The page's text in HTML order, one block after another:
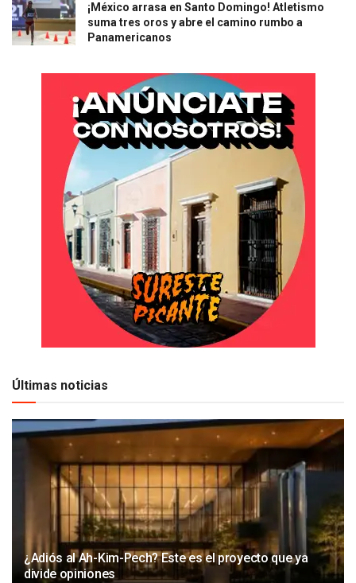
¡México arrasa en Santo Domingo! Atletismo
suma tres oros y abre el camino rumbo a
Panamericanos
Últimas noticias
¿Adiós al Ah-Kim-Pech? Este es el proyecto que ya
divide opiniones